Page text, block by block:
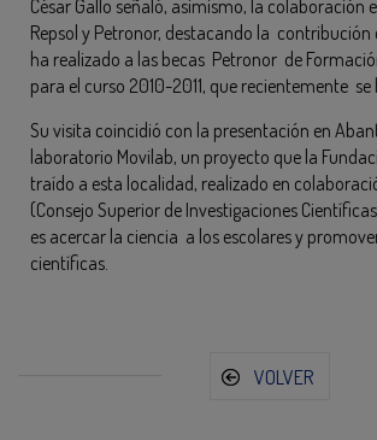
César Gallo señaló, asimismo, la colaboración
Repsol y Petronor, destacando la
ha realizado a las becas Petronor de
para el curso 2010-2011, que recientemente se
Su visita coincidió con la presentación en
laboratorio Movilab, un proyecto que la
traído a esta localidad, realizado en
(Consejo Superior de Investigaciones
es acercar la ciencia a los escolares y
científicas.
VOLVER